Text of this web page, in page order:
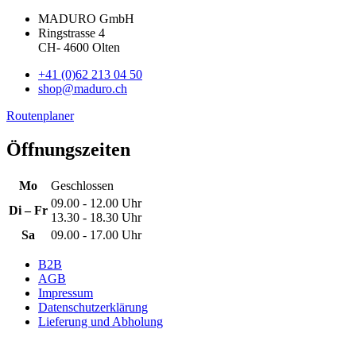
MADURO GmbH
Ringstrasse 4
CH- 4600 Olten
+41 (0)62 213 04 50
shop@maduro.ch
Routenplaner
Öffnungszeiten
Mo
Geschlossen
Di – Fr
09.00 - 12.00 Uhr
13.30 - 18.30 Uhr
Sa
09.00 - 17.00 Uhr
B2B
AGB
Impressum
Datenschutzerklärung
Lieferung und Abholung